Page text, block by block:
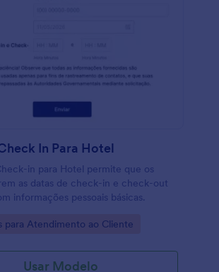
In Para Hotel
in para Hotel permite que os
as datas de check-in e check-out
informações pessoais básicas.
para Atendimento ao Cliente
Usar Modelo